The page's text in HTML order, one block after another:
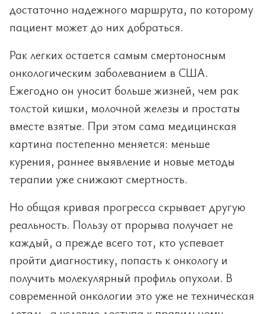
достаточно надежного маршрута, по которому
пациент может до них добраться.
Рак легких остается самым смертоносным
онкологическим заболеванием в США.
Ежегодно он уносит больше жизней, чем рак
толстой кишки, молочной железы и простаты
вместе взятые. При этом сама медицинская
картина постепенно меняется: меньше
курения, раннее выявление и новые методы
терапии уже снижают смертность.
Но общая кривая прогресса скрывает другую
реальность. Пользу от прорыва получает не
каждый, а прежде всего тот, кто успевает
пройти диагностику, попасть к онкологу и
получить молекулярный профиль опухоли. В
современной онкологии это уже не техническая